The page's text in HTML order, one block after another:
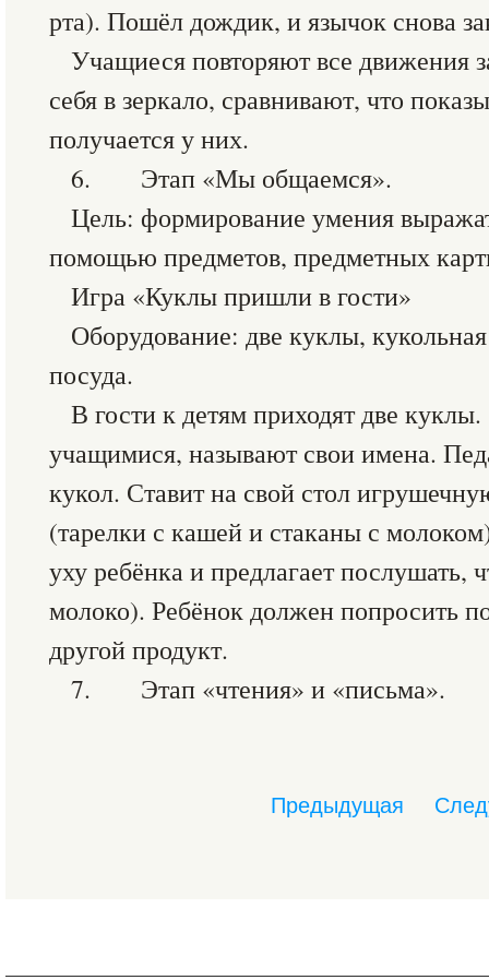
рта). Пошёл дождик, и язычок снова
Учащиеся повторяют все движения
себя в зеркало, сравнивают, что
получается у них.
6. Этап «Мы общаемся».
Цель: формирование умения
помощью предметов, предметных
Игра «Куклы пришли в гости»
Оборудование: две куклы,
посуда.
В гости к детям приходят две
учащимися, называют свои имена.
кукол. Ставит на свой стол
(тарелки с кашей и стаканы с
уху ребёнка и предлагает послушать,
молоко). Ребёнок должен попросить
другой продукт.
7. Этап «чтения» и «письма».
Предыдущая